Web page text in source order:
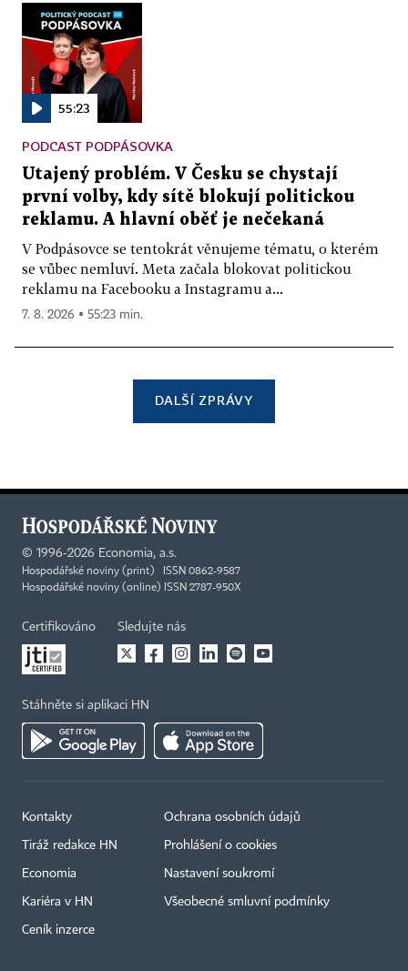
55:23
PODCAST PODPÁSOVKA
Utajený problém. V Česku se chystají
první volby, kdy sítě blokují politickou
reklamu. A hlavní oběť je nečekaná
V Podpásovce se tentokrát věnujeme tématu, o kterém
se vůbec nemluví. Meta začala blokovat politickou
reklamu na Facebooku a Instagramu a...
7. 8. 2026 ▪ 55:23 min.
DALŠÍ ZPRÁVY
© 1996-2026 Economia, a.s.
Hospodářské noviny (print) ISSN 0862-9587
Hospodářské noviny (online) ISSN 2787-950X
Certifikováno Sledujte nás
Stáhněte si aplikaci HN
Kontakty
Tiráž redakce HN
Economia
Kariéra v HN
Ceník inzerce
Ochrana osobních údajů
Prohlášení o cookies
Nastavení soukromí
Všeobecné smluvní podmínky